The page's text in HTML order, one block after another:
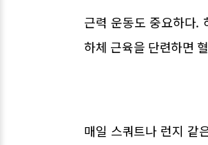
근력 운동도 중요하다.
하체 근육을 단련하면
매일 스쿼트나 런지 같